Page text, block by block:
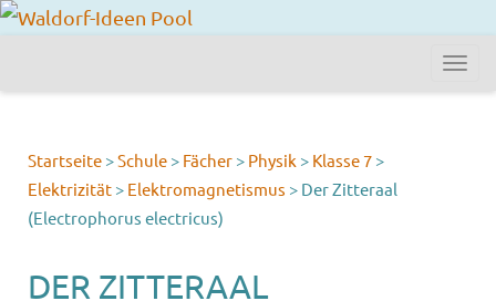
Startseite >Schule > Fächer > Physik > Klasse 7 >
Elektrizität > Elektromagnetismus > Der Zitteraal
(Electrophorus electricus)
DER ZITTERAAL